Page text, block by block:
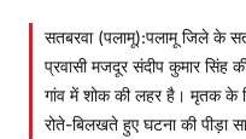
सतबरवा (पलामू):पलामू जिले के
प्रवासी मजदूर संदीप कुमार सिंह
गांव में शोक की लहर है। मृतक के
रोते-बिलखते हुए घटना की पीड़ा